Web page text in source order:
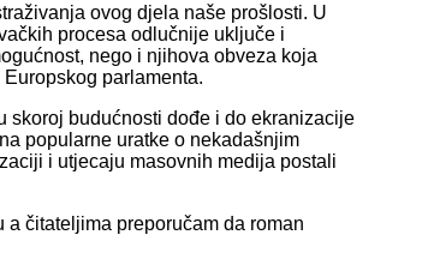
ovog djela naše prošlosti. U
procesa odlučnije uključe i
nego i njihova obveza koja
parlamenta.
skoroj budućnosti dođe i do ekranizacije
popularne uratke o nekadašnjim
i utjecaju masovnih medija postali
čitateljima preporučam da roman